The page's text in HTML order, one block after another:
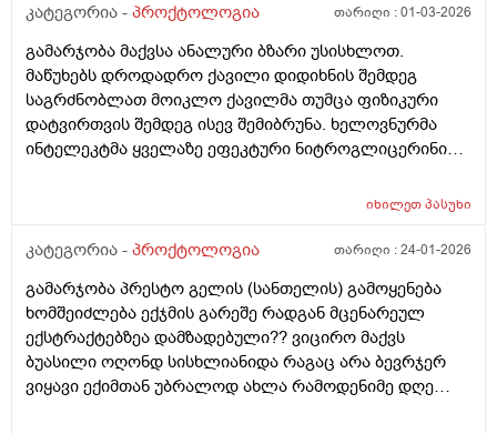
კატეგორია - პროქტოლოგია თარიღი :01-03-2026
გამარჯობა მაქვსა ანალური ბზარი უსისხლოთ.
მაწუხებს დროდადრო ქავილი დიდიხნის შემდეგ
საგრძნობლათ მოიკლო ქავილმა თუმცა ფიზიკური
დატვირთვის შემდეგ ისევ შემიბრუნა. ხელოვნურმა
ინტელეკტმა ყველაზე ეფეკტური ნიტროგლიცერინის
და ზოგადად დიდი სიმწირეა წამლების ამ თემაზე
წამალი თუ იცით ქართულ აფთიაქებში რომ ვიყიდო
იხილეთპასუხი
კატეგორია - პროქტოლოგია თარიღი :24-01-2026
გამარჯობა პრესტო გელის (სანთელის) გამოყენება
ხომშეიძლება ექჯმის გარეშე რადგან მცენარეულ
ექსტრაქტებზეა დამზადებული?? ვიცირო მაქვს
ბუასილი ოღონდ სისხლიანიდა რაგაც არა ბევრჯერ
ვიყავი ექიმთან უბრალოდ ახლა რამოდენიმე დღე